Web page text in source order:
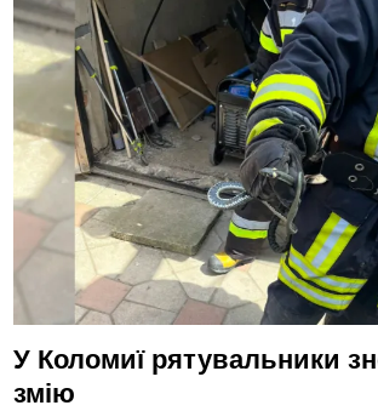
У Коломиї рятувальники
змію